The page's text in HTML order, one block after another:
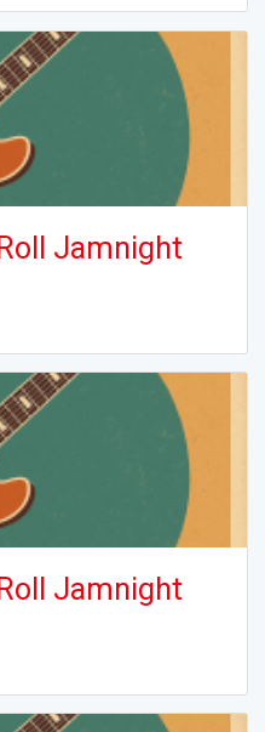
Jamnight
Jamnight